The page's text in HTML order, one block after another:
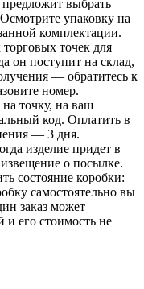
выбрать
упаковку на
комплектации.
точек для
он поступит на склад,
— обратитесь к
номер.
точку, на ваш
код. Оплатить в
— 3 дня.
изделие придет в
о посылке.
состояние коробки:
самостоятельно вы
заказ может
и его стоимость не